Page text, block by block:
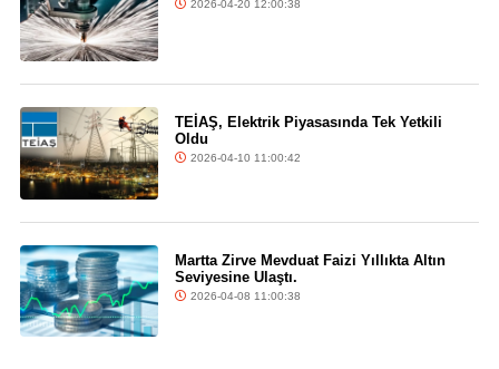
2026-04-20 12:00:38
TEİAŞ, Elektrik Piyasasında Tek Yetkili
Oldu
2026-04-10 11:00:42
Martta Zirve Mevduat Faizi Yıllıkta Altın
Seviyesine Ulaştı.
2026-04-08 11:00:38